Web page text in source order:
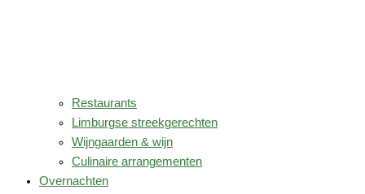
Restaurants
Limburgse streekgerechten
Wijngaarden & wijn
Culinaire arrangementen
Overnachten